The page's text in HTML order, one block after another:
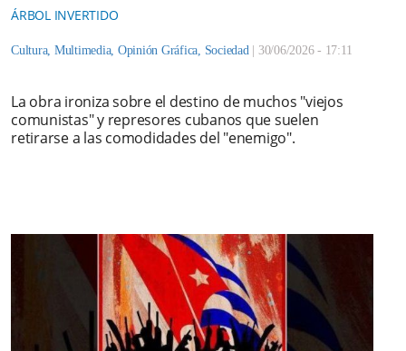
ÁRBOL INVERTIDO
Cultura, Multimedia, Opinión Gráfica Sociedad | 30/06/2026 - 17:11
La obra ironiza sobre el destino de muchos "viejos
comunistas" y represores cubanos que suelen
retirarse a las comodidades del "enemigo".